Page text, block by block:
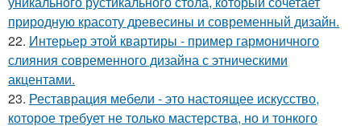
природную красоту древесины и современный дизайн.
22. Интерьер этой квартиры - пример гармоничного
слияния современного дизайна с этническими
акцентами.
23. Реставрация мебели - это настоящее искусство,
которое требует не только мастерства, но и тонкого